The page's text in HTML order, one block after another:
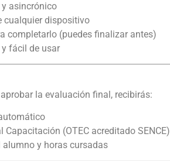
asincrónico
cualquier dispositivo
completarlo (puedes finalizar antes)
fácil de usar
la evaluación final, recibirás:
(OTEC acreditado SENCE)
y horas cursadas